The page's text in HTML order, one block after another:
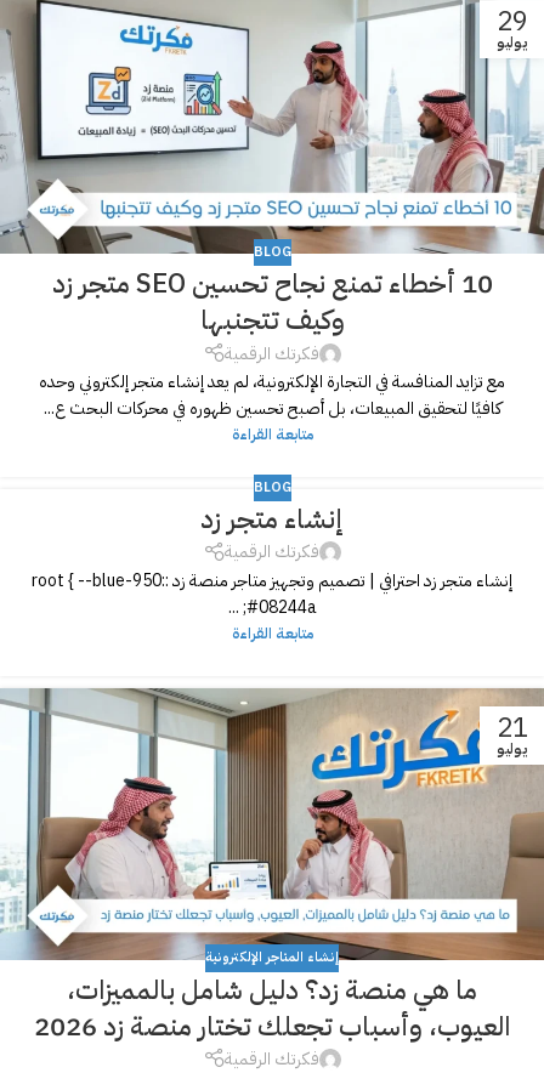
29
يوليو
BLOG
10 أخطاء تمنع نجاح تحسين SEO متجر زد
وكيف تتجنبها
فكرتك الرقمية
مع تزايد المنافسة في التجارة الإلكترونية، لم يعد إنشاء متجر إلكتروني وحده
كافيًا لتحقيق المبيعات، بل أصبح تحسين ظهوره في محركات البحث ع...
متابعة القراءة
BLOG
إنشاء متجر زد
فكرتك الرقمية
إنشاء متجر زد احترافي | تصميم وتجهيز متاجر منصة زد :root { --blue-950:
#08244a; ...
متابعة القراءة
21
يوليو
إنشاء المتاجر الإلكترونية
ما هي منصة زد؟ دليل شامل بالمميزات،
العيوب، وأسباب تجعلك تختار منصة زد 2026
فكرتك الرقمية